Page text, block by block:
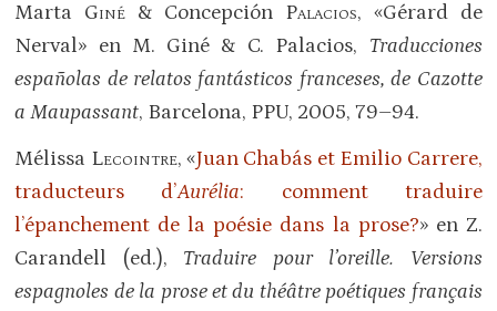
Marta Giné & Concepción Palacios, «Gérard de
Nerval» en M. Giné & C. Palacios, Traducciones
españolas de relatos fantásticos franceses, de Cazotte
a Maupassant, Barcelona, PPU, 2005, 79–94.
Mélissa Lecointre, «Juan Chabás et Emilio Carrere,
traducteurs d’Aurélia: comment traduire
l’épanchement de la poésie dans la prose?» en Z.
Carandell (ed.), Traduire pour l’oreille. Versions
espagnoles de la prose et du théâtre poétiques français